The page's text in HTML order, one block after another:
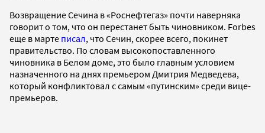
Возвращение Сечина в «Роснефтегаз» почти наверняка
говорит о том, что он перестанет быть чиновником. Forbes
еще в марте писал, что Сечин, скорее всего, покинет
правительство. По словам высокопоставленного
чиновника в Белом доме, это было главным условием
назначенного на днях премьером Дмитрия Медведева,
который конфликтовал с самым «путинским» среди вице-
премьеров.